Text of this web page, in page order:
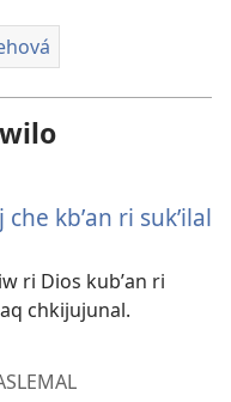
kbʼan ri sukʼilal
ri Dios kubʼan ri
chkijujunal.